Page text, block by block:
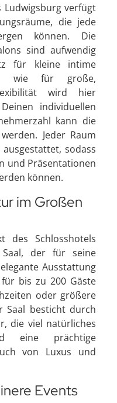
Ludwigsburg verfügt
die jede
können. Die
sind aufwendig
für kleine intime
wie für große,
wird hier
individuellen
kann die
Jeder Raum
sodass
und Präsentationen
können.
im Großen
des Schlosshotels
der für seine
Ausstattung
bis zu 200 Gäste
oder größere
Saal besticht durch
die viel natürliches
eine prächtige
von Luxus und
Events